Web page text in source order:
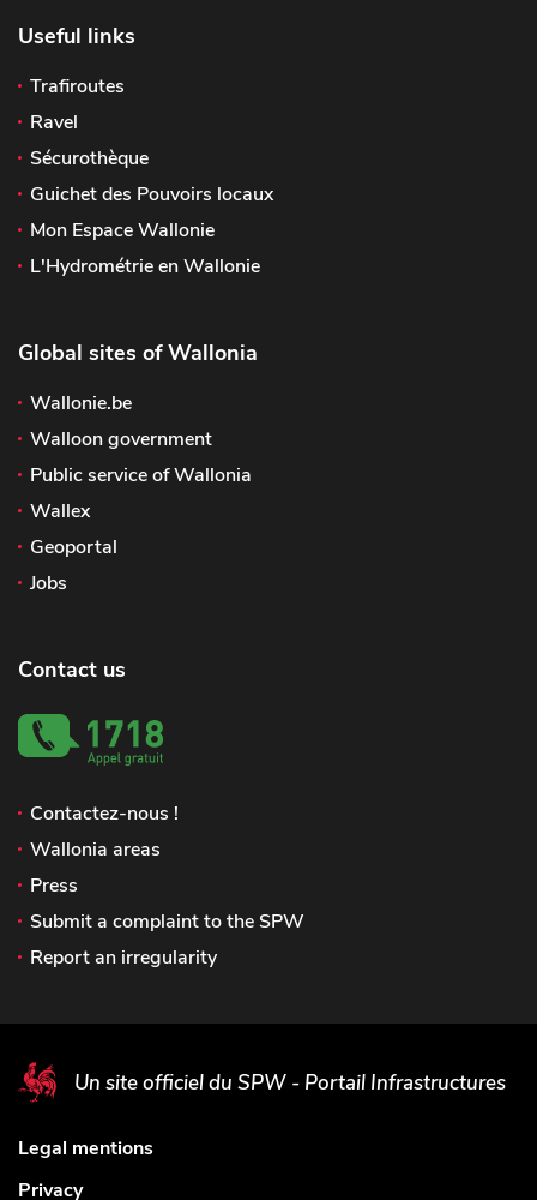
Useful links
Trafiroutes
Ravel
Sécurothèque
Guichet des Pouvoirs locaux
Mon Espace Wallonie
L'Hydrométrie en Wallonie
Global sites of Wallonia
Wallonie.be
Walloon government
Public service of Wallonia
Wallex
Geoportal
Jobs
Contact us
Contactez-nous !
Wallonia areas
Press
Submit a complaint to the SPW
Report an irregularity
Un site officiel du SPW - Portail Infrastructures
Legal mentions
Privacy